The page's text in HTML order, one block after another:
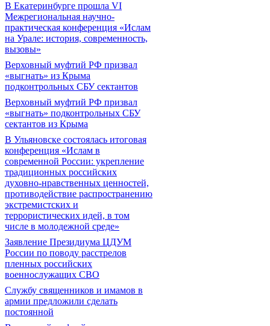
В Екатеринбурге прошла VI
Межрегиональная научно-
практическая конференция «Ислам
на Урале: история, современность,
вызовы»
Верховный муфтий РФ призвал
«выгнать» из Крыма
подконтрольных СБУ сектантов
Верховный муфтий РФ призвал
«выгнать» подконтрольных СБУ
сектантов из Крыма
В Ульяновске состоялась итоговая
конференция «Ислам в
современной России: укрепление
традиционных российских
духовно-нравственных ценностей,
противодействие распространению
экстремистских и
террористических идей, в том
числе в молодежной среде»
Заявление Президиума ЦДУМ
России по поводу расстрелов
пленных российских
военнослужащих СВО
Службу священников и имамов в
армии предложили сделать
постоянной